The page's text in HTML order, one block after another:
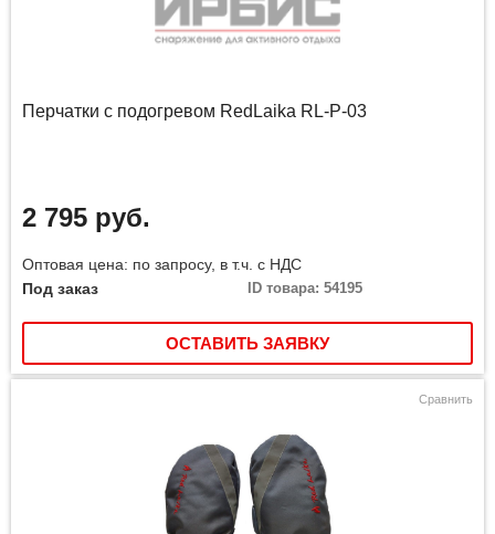
Перчатки с подогревом RedLaika RL-P-03
2 795 руб.
Оптовая цена: по запросу, в т.ч. с НДС
Под заказ
ID товара: 54195
ОСТАВИТЬ ЗАЯВКУ
Сравнить